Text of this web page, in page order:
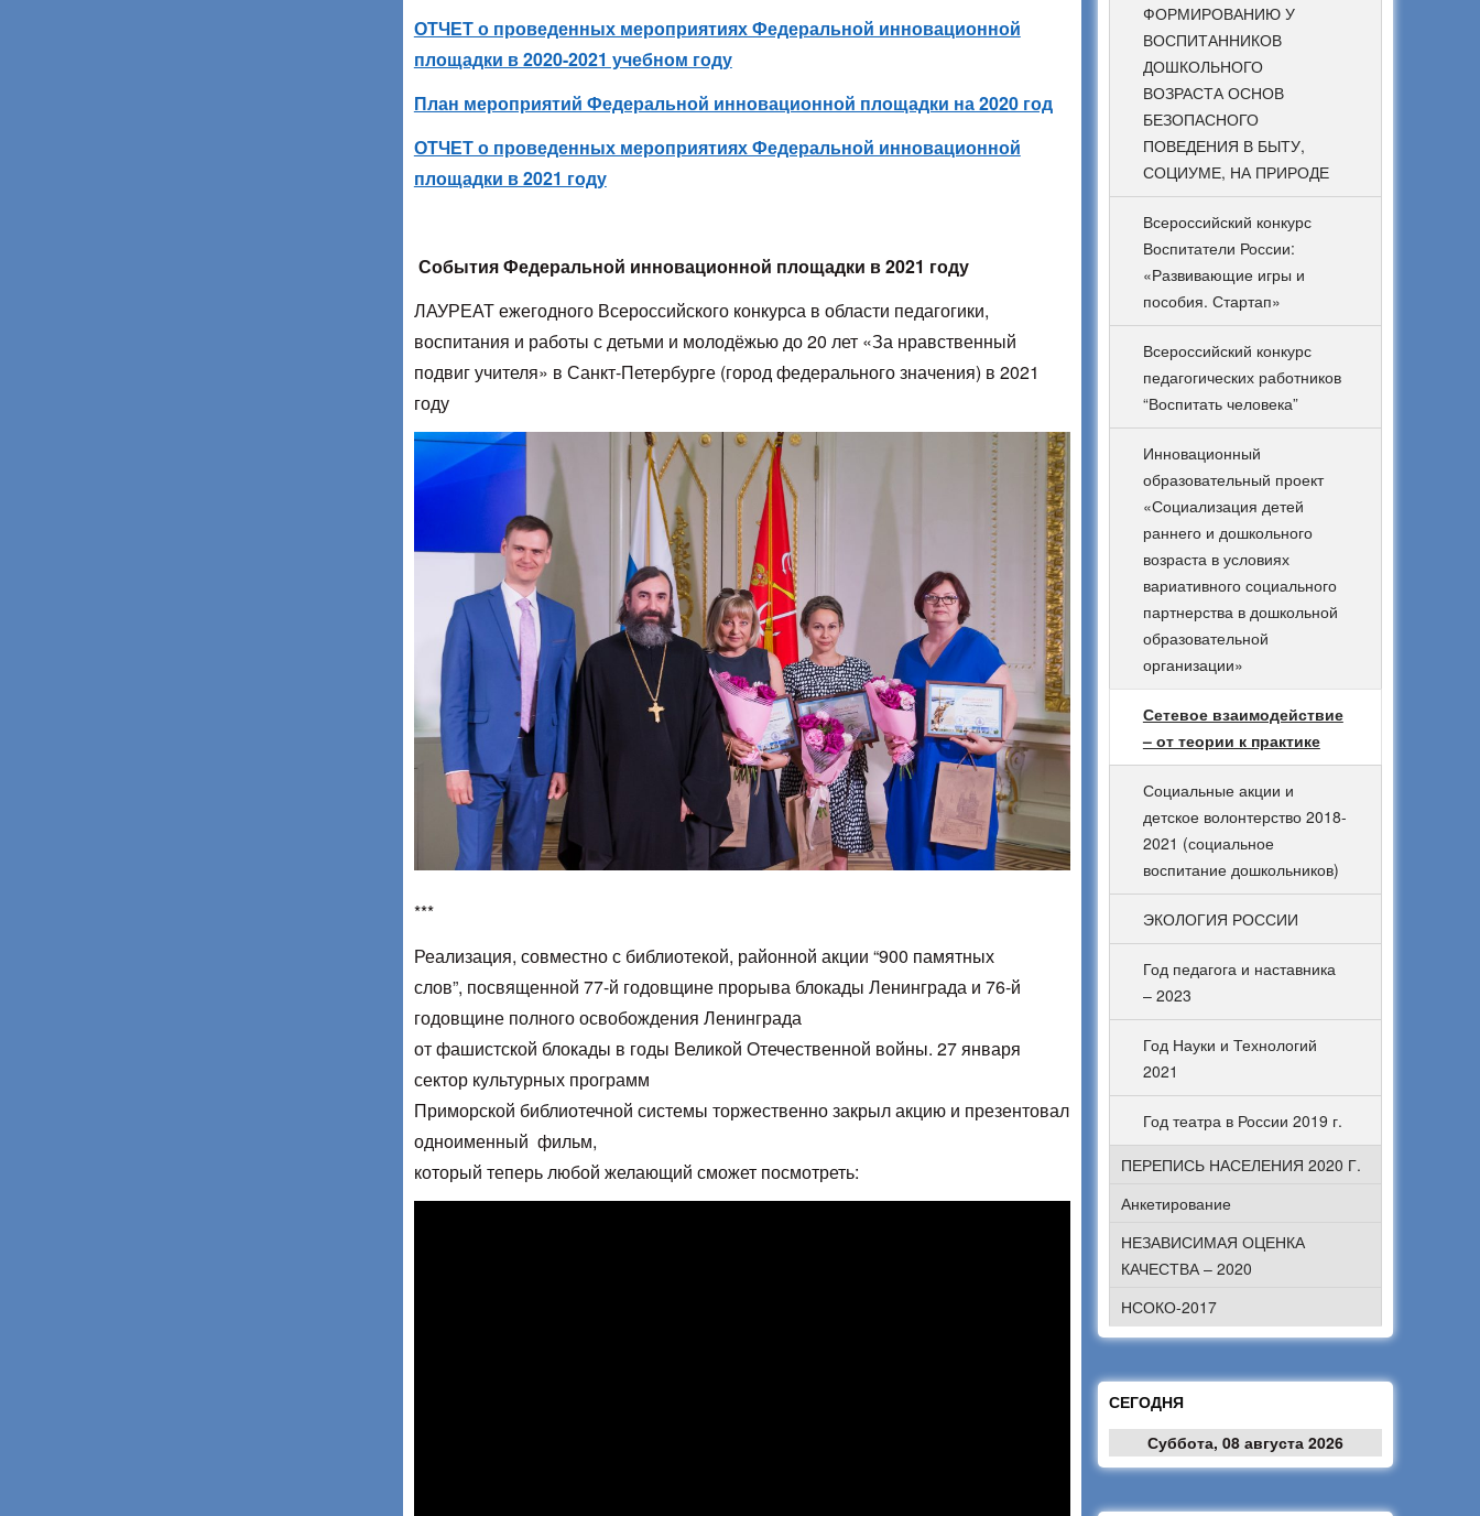
ОТЧЕТ о проведенных мероприятиях Федеральной инновационной
площадки в 2020-2021 учебном году
План мероприятий Федеральной инновационной площадки на 2020 год
ОТЧЕТ о проведенных мероприятиях Федеральной инновационной
площадки в 2021 году
События Федеральной инновационной площадки в 2021 году
ЛАУРЕАТ ежегодного Всероссийского конкурса в области педагогики,
воспитания и работы с детьми и молодёжью до 20 лет «За нравственный
подвиг учителя» в Санкт-Петербурге (город федерального значения) в 2021
году
***
Реализация, совместно с библиотекой, районной акции “900 памятных
слов”, посвященной 77-й годовщине прорыва блокады Ленинграда и 76-й
годовщине полного освобождения Ленинграда
от фашистской блокады в годы Великой Отечественной войны. 27 января
сектор культурных программ
Приморской библиотечной системы торжественно закрыл акцию и презентовал
одноименный фильм,
который теперь любой желающий сможет посмотреть:
ФОРМИРОВАНИЮ У
ВОСПИТАННИКОВ
ДОШКОЛЬНОГО
ВОЗРАСТА ОСНОВ
БЕЗОПАСНОГО
ПОВЕДЕНИЯ В БЫТУ,
СОЦИУМЕ, НА ПРИРОДЕ
Всероссийский конкурс
Воспитатели России:
«Развивающие игры и
пособия. Стартап»
Всероссийский конкурс
педагогических работников
“Воспитать человека”
Инновационный
образовательный проект
«Социализация детей
раннего и дошкольного
возраста в условиях
вариативного социального
партнерства в дошкольной
образовательной
организации»
Сетевое взаимодействие
– от теории к практике
Социальные акции и
детское волонтерство 2018-
2021 (социальное
воспитание дошкольников)
ЭКОЛОГИЯ РОССИИ
Год педагога и наставника
– 2023
Год Науки и Технологий
2021
Год театра в России 2019 г.
ПЕРЕПИСЬ НАСЕЛЕНИЯ 2020 Г.
Анкетирование
НЕЗАВИСИМАЯ ОЦЕНКА
КАЧЕСТВА – 2020
НСОКО-2017
СЕГОДНЯ
Суббота, 08 августа 2026